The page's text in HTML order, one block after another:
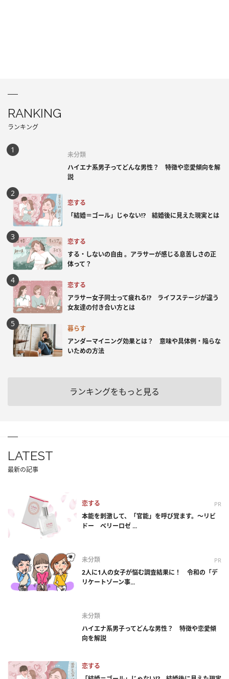
RANKING
ランキング
未分類
ハイエナ系男子ってどんな男性？ 特徴や恋愛傾向を解
説
恋する
「結婚＝ゴール」じゃない⁉ 結婚後に見えた現実とは
恋する
する・しないの自由 。アラサーが感じる息苦しさの正
体って？
恋する
アラサー女子同士って疲れる⁉ ライフステージが違う
女友達の付き合い方とは
暮らす
アンダーマイニング効果とは？ 意味や具体例・陥らな
いための方法
ランキングをもっと見る
LATEST
最新の記事
恋する PR
本能を刺激して、「官能」を呼び覚ます。～リビ
ドー ベリーロゼ ...
未分類 PR
2人に1人の女子が悩む調査結果に！ 令和の「デ
リケートゾーン事...
未分類
ハイエナ系男子ってどんな男性？ 特徴や恋愛傾
向を解説
恋する